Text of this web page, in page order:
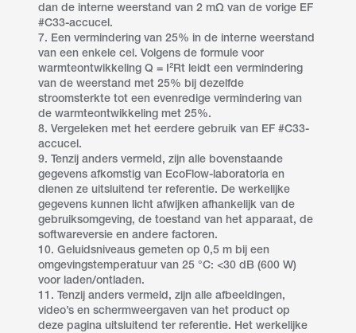
dan de interne weerstand van 2 mΩ van de vorige EF
#C33-accucel.
7. Een vermindering van 25% in de interne weerstand
van een enkele cel. Volgens de formule voor
warmteontwikkeling Q = I²Rt leidt een vermindering
van de weerstand met 25% bij dezelfde
stroomsterkte tot een evenredige vermindering van
de warmteontwikkeling met 25%.
8. Vergeleken met het eerdere gebruik van EF #C33-
accucel.
9. Tenzij anders vermeld, zijn alle bovenstaande
gegevens afkomstig van EcoFlow-laboratoria en
dienen ze uitsluitend ter referentie. De werkelijke
gegevens kunnen licht afwijken afhankelijk van de
gebruiksomgeving, de toestand van het apparaat, de
softwareversie en andere factoren.
10. Geluidsniveaus gemeten op 0,5 m bij een
omgevingstemperatuur van 25 °C: <30 dB (600 W)
voor laden/ontladen.
11. Tenzij anders vermeld, zijn alle afbeeldingen,
video’s en schermweergaven van het product op
deze pagina uitsluitend ter referentie. Het werkelijke